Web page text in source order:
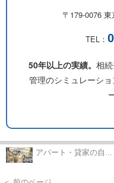
〒179-0076
TEL：
50年以上の実績。 相
管理のシミュレーシ
アパート・貸家の自...